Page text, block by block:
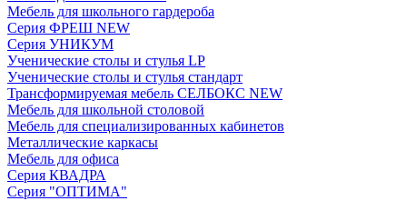
Мебель для школьного гардероба
Серия ФРЕШ NEW
Серия УНИКУМ
Ученические столы и стулья LP
Ученические столы и стулья стандарт
Трансформируемая мебель СЕЛБОКС NEW
Мебель для школьной столовой
Мебель для специализированных кабинетов
Металлические каркасы
Мебель для офиса
Серия КВАДРА
Серия "ОПТИМА"